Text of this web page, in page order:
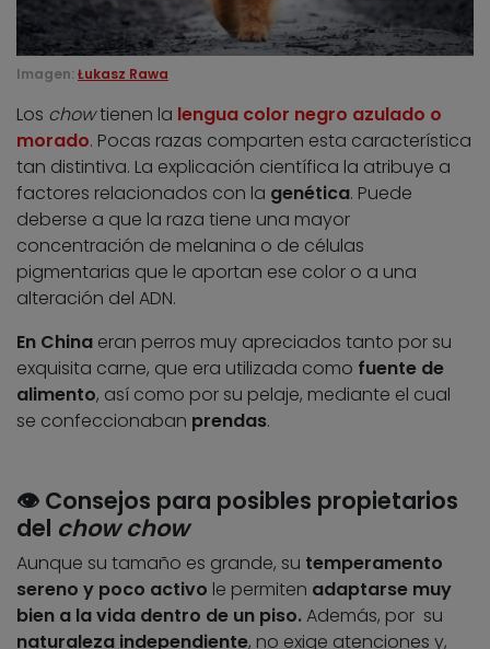
Imagen: Łukasz Rawa
Los chowtienen la lengua color negro azulado o
morado. Pocas razas comparten esta característica
tan distintiva. La explicación científica la atribuye a
factores relacionados con la genética. Puede
deberse a que la raza tiene una mayor
concentración de melanina o de células
pigmentarias que le aportan ese color o a una
alteración del ADN.
En China eran perros muy apreciados tanto por su
exquisita carne, que era utilizada como fuente de
alimento, así como por su pelaje, mediante el cual
se confeccionaban prendas.
👁️ Consejos para posibles propietarios
del chow chow
Aunque su tamaño es grande, su temperamento
sereno y poco activo le permiten adaptarse muy
bien a la vida dentro de un piso.Además, por su
naturaleza independiente, no exige atenciones y,